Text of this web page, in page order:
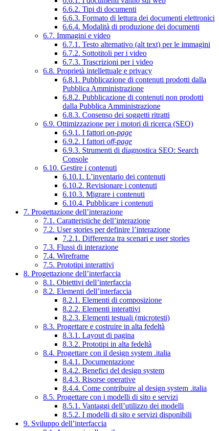
6.6.2. Tipi di documenti
6.6.3. Formato di lettura dei documenti elettronici
6.6.4. Modalità di produzione dei documenti
6.7. Immagini e video
6.7.1. Testo alternativo (alt text) per le immagini
6.7.2. Sottotitoli per i video
6.7.3. Trascrizioni per i video
6.8. Proprietà intellettuale e privacy
6.8.1. Pubblicazione di contenuti prodotti dalla
Pubblica Amministrazione
6.8.2. Pubblicazione di contenuti non prodotti
dalla Pubblica Amministrazione
6.8.3. Consenso dei soggetti ritratti
6.9. Ottimizzazione per i motori di ricerca (SEO)
6.9.1. I fattori on-page
6.9.2. I fattori off-page
6.9.3. Strumenti di diagnostica SEO: Search
Console
6.10. Gestire i contenuti
6.10.1. L’inventario dei contenuti
6.10.2. Revisionare i contenuti
6.10.3. Migrare i contenuti
6.10.4. Pubblicare i contenuti
7. Progettazione dell’interazione
7.1. Caratteristiche dell’interazione
7.2. User stories per definire l’interazione
7.2.1. Differenza tra scenari e user stories
7.3. Flussi di interazione
7.4. Wireframe
7.5. Prototipi interattivi
8. Progettazione dell’interfaccia
8.1. Obiettivi dell’interfaccia
8.2. Elementi dell’interfaccia
8.2.1. Elementi di composizione
8.2.2. Elementi interattivi
8.2.3. Elementi testuali (microtesti)
8.3. Progettare e costruire in alta fedeltà
8.3.1. Layout di pagina
8.3.2. Prototipi in alta fedeltà
8.4. Progettare con il design system .italia
8.4.1. Documentazione
8.4.2. Benefici del design system
8.4.3. Risorse operative
8.4.4. Come contribuire al design system .italia
8.5. Progettare con i modelli di sito e servizi
8.5.1. Vantaggi dell’utilizzo dei modelli
8.5.2. I modelli di sito e servizi disponibili
9. Sviluppo dell’interfaccia